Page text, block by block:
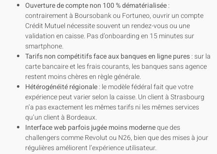
Ouverture de compte non 100 % dématérialisée:
contrairement à Boursobank ou Fortuneo, ouvrir un compte
Crédit Mutuel nécessite souvent un rendez-vous ou une
validation en caisse. Pas d’onboarding en 15 minutes sur
smartphone.
Tarifs non compétitifs face aux banques en ligne pures: sur la
carte bancaire et les frais courants, les banques sans agence
restent moins chères en règle générale.
Hétérogénéité régionale: le modèle fédéral fait que votre
expérience peut varier selon la caisse. Un client à Strasbourg
n’a pas exactement les mêmes tarifs ni les mêmes services
qu’un client à Bordeaux.
Interface web parfois jugée moins moderneque des
challengers comme Revolut ou N26, bien que des mises à jour
régulières améliorent l’expérience utilisateur.